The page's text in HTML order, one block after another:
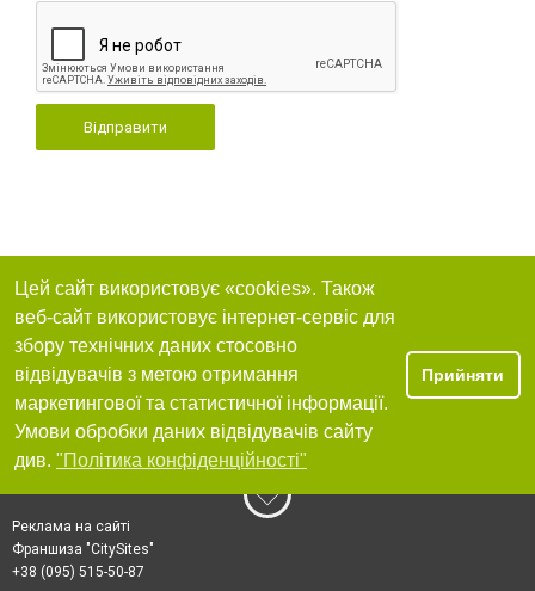
Відправити
Цей сайт використовує «cookies». Також
веб-сайт використовує інтернет-сервіс для
збору технічних даних стосовно
відвідувачів з метою отримання
маркетингової та статистичної інформації.
Умови обробки даних відвідувачів сайту
див. "Політика конфіденційності"
Прийняти
Реклама на сайті
Франшиза "CitySites"
+38 (095) 515-50-87